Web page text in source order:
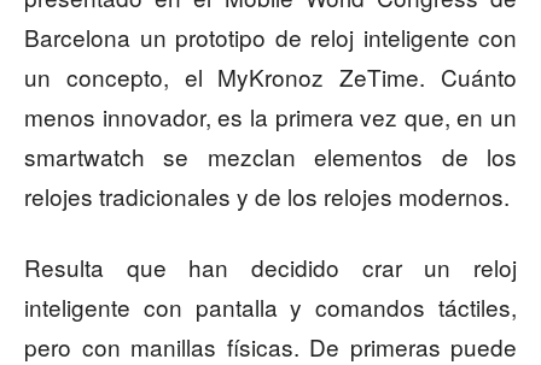
Barcelona un prototipo de reloj inteligente con
un concepto, el MyKronoz ZeTime. Cuánto
menos innovador, es la primera vez que, en un
smartwatch se mezclan elementos de los
relojes tradicionales y de los relojes modernos.
Resulta que han decidido crar un reloj
inteligente con pantalla y comandos táctiles,
pero con manillas físicas. De primeras puede